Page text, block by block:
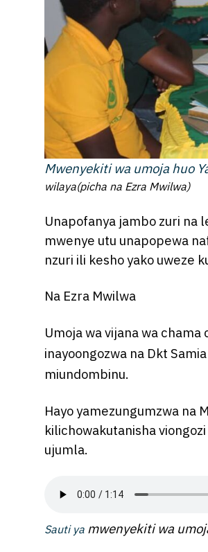
Mwenyekiti wa umoja huo
wilaya(picha na Ezra Mwilwa)
Unapofanya jambo zuri na
mwenye utu unapopewa
nzuri ili kesho yako uweze
Na Ezra Mwilwa
Umoja wa vijana wa
inayoongozwa na Dkt
miundombinu.
Hayo yamezungumzwa na
kilichowakutanisha
ujumla.
Sauti ya mwenyekiti wa